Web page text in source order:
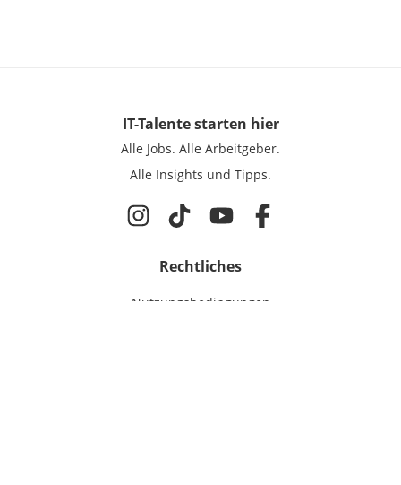
IT-Talentestarten hier
Alle Jobs. Alle Arbeitgeber.
Alle Insights und Tipps.
Rechtliches
Nutzungsbedingungen